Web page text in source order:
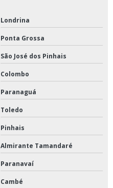
Londrina
Ponta Grossa
São José dos Pinhais
Colombo
Paranaguá
Toledo
Pinhais
Almirante Tamandaré
Paranavaí
Cambé